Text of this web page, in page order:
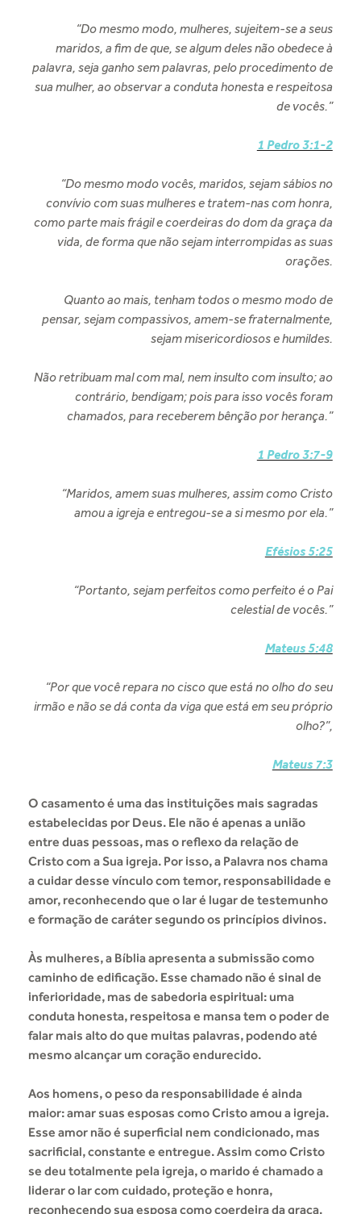
“Do mesmo modo, mulheres, sujeitem-se a seus
maridos, a fim de que, se algum deles não obedece à
palavra, seja ganho sem palavras, pelo procedimento de
sua mulher, ao observar a conduta honesta e respeitosa
de vocês.”
1 Pedro 3:1-2
“Do mesmo modo vocês, maridos, sejam sábios no
convívio com suas mulheres e tratem-nas com honra,
como parte mais frágil e coerdeiras do dom da graça da
vida, de forma que não sejam interrompidas as suas
orações.
Quanto ao mais, tenham todos o mesmo modo de
pensar, sejam compassivos, amem-se fraternalmente,
sejam misericordiosos e humildes.
Não retribuam mal com mal, nem insulto com insulto; ao
contrário, bendigam; pois para isso vocês foram
chamados, para receberem bênção por herança.”
1 Pedro 3:7-9
“Maridos, amem suas mulheres, assim como Cristo
amou a igreja e entregou-se a si mesmo por ela.”
Efésios 5:25
“Portanto, sejam perfeitos como perfeito é o Pai
celestial de vocês.”
Mateus 5:48
“Por que você repara no cisco que está no olho do seu
irmão e não se dá conta da viga que está em seu próprio
olho?”,
Mateus 7:3
O casamento é uma das instituições mais sagradas
estabelecidas por Deus. Ele não é apenas a união
entre duas pessoas, mas o reflexo da relação de
Cristo com a Sua igreja. Por isso, a Palavra nos chama
a cuidar desse vínculo com temor, responsabilidade e
amor, reconhecendo que o lar é lugar de testemunho
e formação de caráter segundo os princípios divinos.
Às mulheres, a Bíblia apresenta a submissão como
caminho de edificação. Esse chamado não é sinal de
inferioridade, mas de sabedoria espiritual: uma
conduta honesta, respeitosa e mansa tem o poder de
falar mais alto do que muitas palavras, podendo até
mesmo alcançar um coração endurecido.
Aos homens, o peso da responsabilidade é ainda
maior: amar suas esposas como Cristo amou a igreja.
Esse amor não é superficial nem condicionado, mas
sacrificial, constante e entregue. Assim como Cristo
se deu totalmente pela igreja, o marido é chamado a
liderar o lar com cuidado, proteção e honra,
reconhecendo sua esposa como coerdeira da graça.